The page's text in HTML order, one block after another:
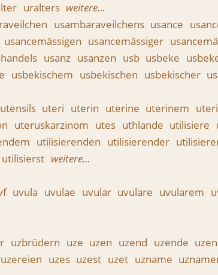
uralters weitere…
usambaraveilchens usance
usancemässigen usancemässiger
usanz usanzen usb usbeke
usbekischem usbekischen usbekischer
utensils uteri uterin uterine uterinem
uteruskarzinom utes uthlande utilisiere
utilisierenden utilisierender
utilisierst weitere…
uvula uvulae uvular uvulare uvularem
uzbrüdern uze uzen uzend uzende
uzereien uzes uzest uzet uzname